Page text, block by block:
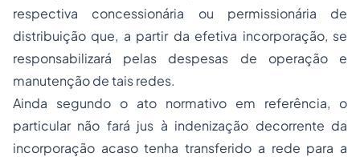
respectiva concessionária ou permissionária de
distribuição que, a partir da efetiva incorporação, se
responsabilizará pelas despesas de operação e
manutenção de tais redes.
Ainda segundo o ato normativo em referência, o
particular não fará jus à indenização decorrente da
incorporação acaso tenha transferido a rede para a